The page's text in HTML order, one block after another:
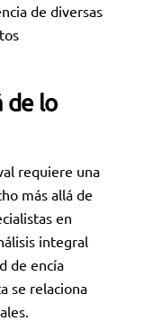
de diversas
de lo
requiere una
más allá de
en
integral
de encía
se relaciona